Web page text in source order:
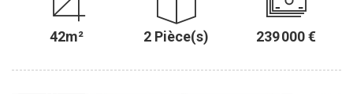
42m² 2 Pièce(s) 239 000 €